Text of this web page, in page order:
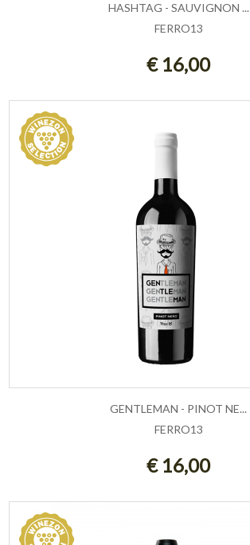
AGGIUNGI AL CARRELLO
HASHTAG - SAUVIGNON ...
FERRO13
€ 16,00
ESAURITO
GENTLEMAN - PINOT NE...
FERRO13
€ 16,00